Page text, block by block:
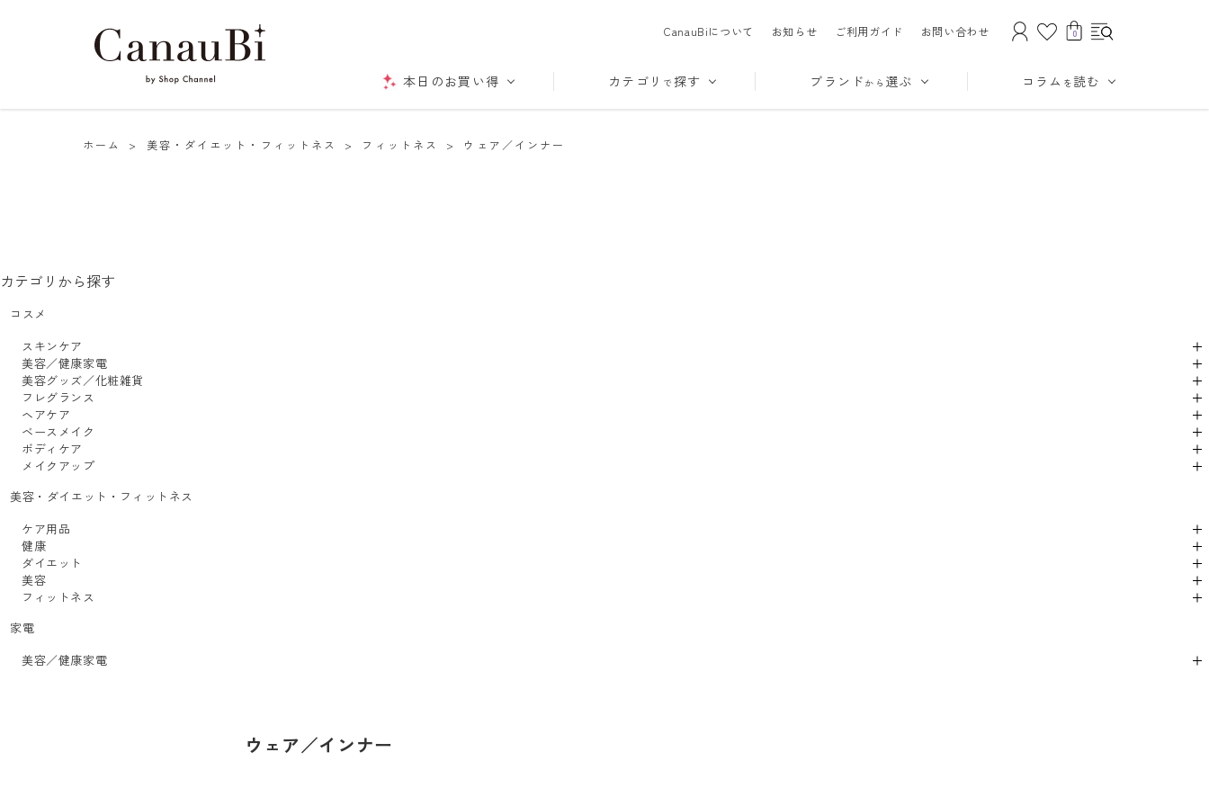
CanauBiについて お知らせ ご利用ガイド お問い合わせ 0
本日のお買い得 カテゴリ で探す ブランド から 選ぶ コラム を読む
ホーム > 美容・ダイエット・フィットネス > フィットネス > ウェア／インナー
カテゴリから探す
コスメ
スキンケア
美容／健康家電
美容グッズ／化粧雑貨
フレグランス
ヘアケア
ベースメイク
ボディケア
メイクアップ
美容・ダイエット・フィットネス
ケア用品
健康
ダイエット
美容
フィットネス
家電
美容／健康家電
ウェア／インナー